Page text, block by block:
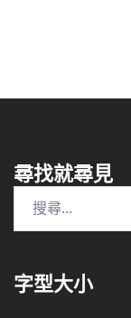
尋找就尋見
字:
字型大小